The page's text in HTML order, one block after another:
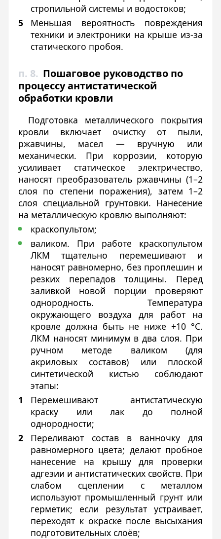
стропильной системы и водостоков;
Меньшая вероятность повреждения
техники и электроники на крыше из-за
статического пробоя.
п. 8. Пошаговое руководство по
процессу антистатической
обработки кровли
Подготовка металлического покрытия
кровли включает очистку от пыли,
ржавчины, масел — вручную или
механически. При коррозии, которую
усиливает статическое электричество,
наносят преобразователь ржавчины (1–2
слоя по степени поражения), затем 1–2
слоя специальной грунтовки. Нанесение
на металлическую кровлю выполняют:
краскопультом;
валиком. При работе краскопультом
ЛКМ тщательно перемешивают и
наносят равномерно, без проплешин и
резких перепадов толщины. Перед
заливкой новой порции проверяют
однородность. Температура
окружающего воздуха для работ на
кровле должна быть не ниже +10 °C.
ЛКМ наносят минимум в два слоя. При
ручном методе валиком (для
акриловых составов) или плоской
синтетической кистью соблюдают
этапы:
Перемешивают антистатическую
краску или лак до полной
однородности;
Переливают состав в ванночку для
равномерного цвета; делают пробное
нанесение на крышу для проверки
адгезии и антистатических свойств. При
слабом сцеплении с металлом
используют промышленный грунт или
герметик; если результат устраивает,
переходят к окраске после высыхания
подготовительных слоёв;